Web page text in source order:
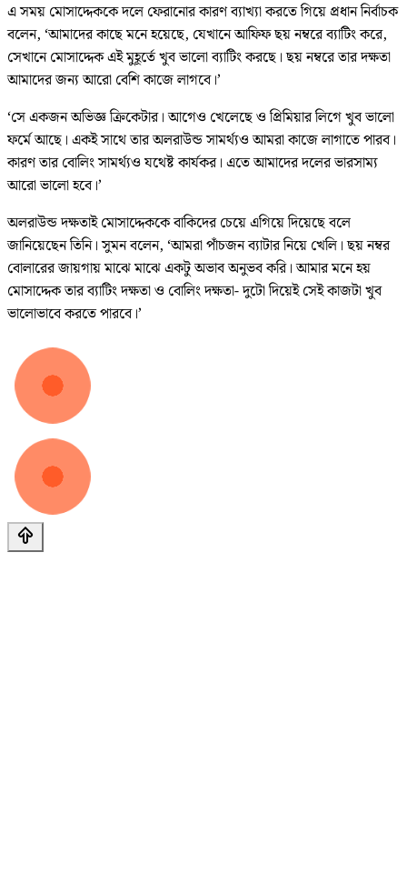
এ সময় মোসাদ্দেককে দলে ফেরানোর কারণ ব্যাখ্যা করতে গিয়ে প্রধান নির্বাচক
বলেন, ‘আমাদের কাছে মনে হয়েছে, যেখানে আফিফ ছয় নম্বরে ব্যাটিং করে,
সেখানে মোসাদ্দেক এই মুহূর্তে খুব ভালো ব্যাটিং করছে। ছয় নম্বরে তার দক্ষতা
আমাদের জন্য আরো বেশি কাজে লাগবে।’
‘সে একজন অভিজ্ঞ ক্রিকেটার। আগেও খেলেছে ও প্রিমিয়ার লিগে খুব ভালো
ফর্মে আছে। একই সাথে তার অলরাউন্ড সামর্থ্যও আমরা কাজে লাগাতে পারব।
কারণ তার বোলিং সামর্থ্যও যথেষ্ট কার্যকর। এতে আমাদের দলের ভারসাম্য
আরো ভালো হবে।’
অলরাউন্ড দক্ষতাই মোসাদ্দেককে বাকিদের চেয়ে এগিয়ে দিয়েছে বলে
জানিয়েছেন তিনি। সুমন বলেন, ‘আমরা পাঁচজন ব্যাটার নিয়ে খেলি। ছয় নম্বর
বোলারের জায়গায় মাঝে মাঝে একটু অভাব অনুভব করি। আমার মনে হয়
মোসাদ্দেক তার ব্যাটিং দক্ষতা ও বোলিং দক্ষতা- দুটো দিয়েই সেই কাজটা খুব
ভালোভাবে করতে পারবে।’